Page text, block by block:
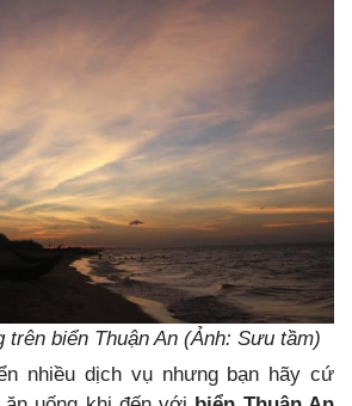
trên biển Thuận An (Ảnh: Sưu tầm)
nhiều dịch vụ nhưng bạn hãy cứ